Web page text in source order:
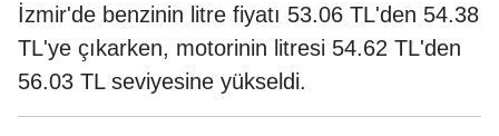
İzmir'de benzinin litre fiyatı 53.06 TL'den 54.38
TL'ye çıkarken, motorinin litresi 54.62 TL'den
56.03 TL seviyesine yükseldi.